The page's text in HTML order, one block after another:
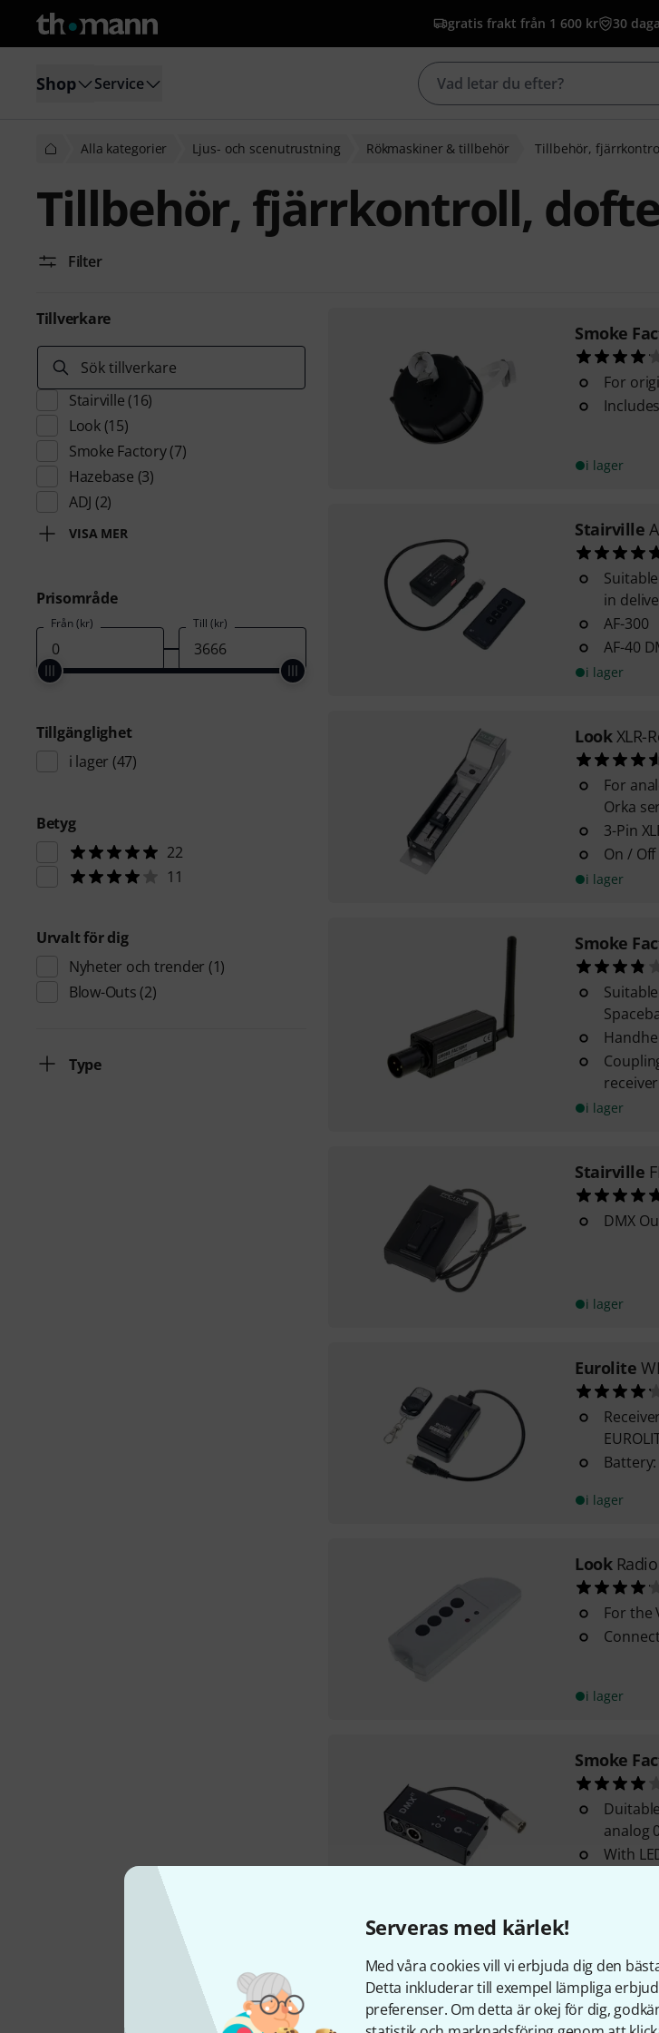
Serveras med kärlek!
Med våra cookies vill vi erbjuda dig den
Detta inkluderar till exempel lämpliga
preferenser. Om detta är okej för dig,
gratis frakt från 1 600 kr 30
Shop Service
Alla kategorier Ljus- och scenutrustning Rökmaskiner & tillbehör Tillbehör,
Tillbehör, fjärrkontroll,
Filter
Tillverkare
Sök tillverkare
Stairville (16)
Look(15)
Smoke Factory(7)
Hazebase (3)
ADJ (2)
VISA MER
Prisområde
Från (kr) Till (kr)
Tillgänglighet
i lager (47)
Betyg
22
11
Urvalt för dig
Nyheter och trender (1)
Blow-Outs (2)
Type
Smoke
For
i lager
Stairville
in
AF-300
AF-40
i lager
Look XLR-
For
Orka
3-Pin
On /
i lager
Smoke
receiver
i lager
Stairville
DMX
i lager
Eurolite
i lager
Look
For the
i lager
Smoke
analog
With
Hazebase